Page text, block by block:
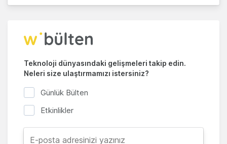
Teknoloji dünyasındaki gelişmeleri takip edin.
Neleri size ulaştırmamızı istersiniz?
Günlük Bülten
Etkinlikler